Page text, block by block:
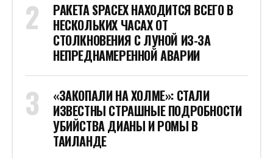
РАКЕТА SPACEX НАХОДИТСЯ ВСЕГО В
НЕСКОЛЬКИХ ЧАСАХ ОТ
СТОЛКНОВЕНИЯ С ЛУНОЙ ИЗ-ЗА
НЕПРЕДНАМЕРЕННОЙ АВАРИИ
«ЗАКОПАЛИ НА ХОЛМЕ»: СТАЛИ
ИЗВЕСТНЫ СТРАШНЫЕ ПОДРОБНОСТИ
УБИЙСТВА ДИАНЫ И РОМЫ В
ТАИЛАНДЕ